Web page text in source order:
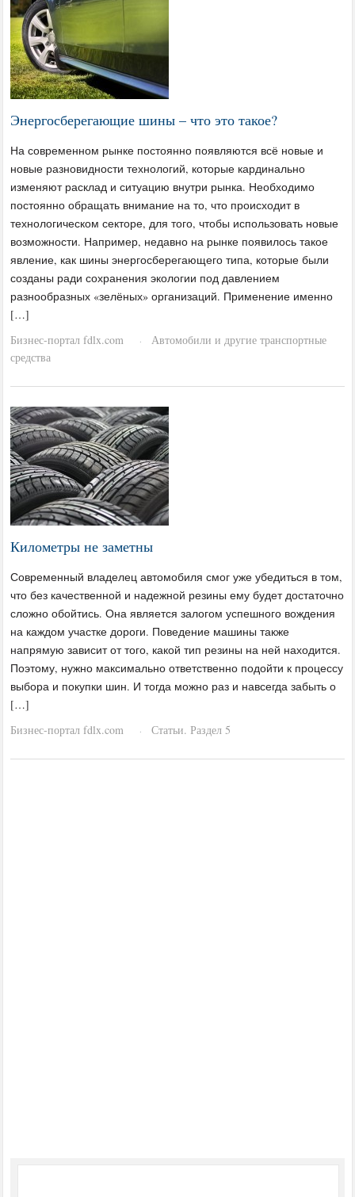
Энергосберегающие шины – что это такое?
На современном рынке постоянно появляются всё новые и
новые разновидности технологий, которые кардинально
изменяют расклад и ситуацию внутри рынка. Необходимо
постоянно обращать внимание на то, что происходит в
технологическом секторе, для того, чтобы использовать новые
возможности. Например, недавно на рынке появилось такое
явление, как шины энергосберегающего типа, которые были
созданы ради сохранения экологии под давлением
разнообразных «зелёных» организаций. Применение именно
[…]
Бизнес-портал fdlx.com
·
Автомобили и другие транспортные
средства
Километры не заметны
Современный владелец автомобиля смог уже убедиться в том,
что без качественной и надежной резины ему будет достаточно
сложно обойтись. Она является залогом успешного вождения
на каждом участке дороги. Поведение машины также
напрямую зависит от того, какой тип резины на ней находится.
Поэтому, нужно максимально ответственно подойти к процессу
выбора и покупки шин. И тогда можно раз и навсегда забыть о
[…]
Бизнес-портал fdlx.com
· Статьи. Раздел 5